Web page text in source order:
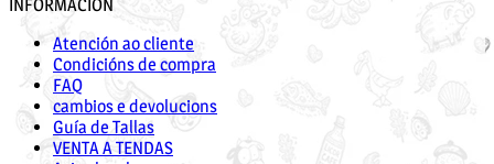
INFORMACIÓN
Atención ao cliente
Condicións de compra
FAQ
cambios e devolucions
Guía de Tallas
VENTA A TENDAS